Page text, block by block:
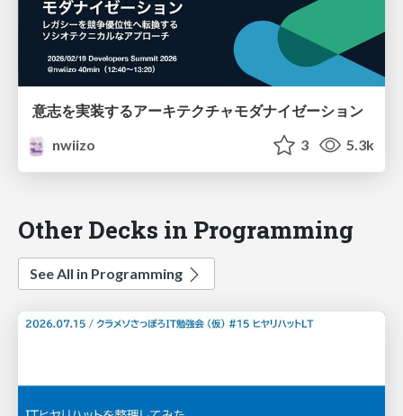
意志を実装するアーキテクチャモダナイゼーション
nwiizo
3 5.3k
Other Decks in Programming
See All in Programming